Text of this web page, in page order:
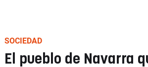
SOCIEDAD
El pueblo de Navarra